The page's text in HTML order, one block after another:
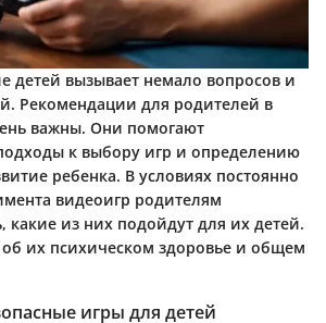
детей вызывает немало вопросов и
Рекомендации для родителей в
важны. Они помогают
к выбору игр и определению
ребенка. В условиях постоянно
видеоигр родителям
какие из них подойдут для их детей.
об их психическом здоровье и общем
игры для детей